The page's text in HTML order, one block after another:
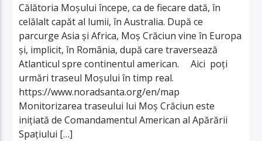
Călătoria Moșului începe, ca de fiecare dată, în
celălalt capăt al lumii, în Australia. După ce
parcurge Asia și Africa, Moș Crăciun vine în Europa
și, implicit, în România, după care traversează
Atlanticul spre continentul american. Aici poți
urmări traseul Moșului în timp real.
https://www.noradsanta.org/en/map
Monitorizarea traseului lui Moș Crăciun este
inițiată de Comandamentul American al Apărării
Spaţiului […]